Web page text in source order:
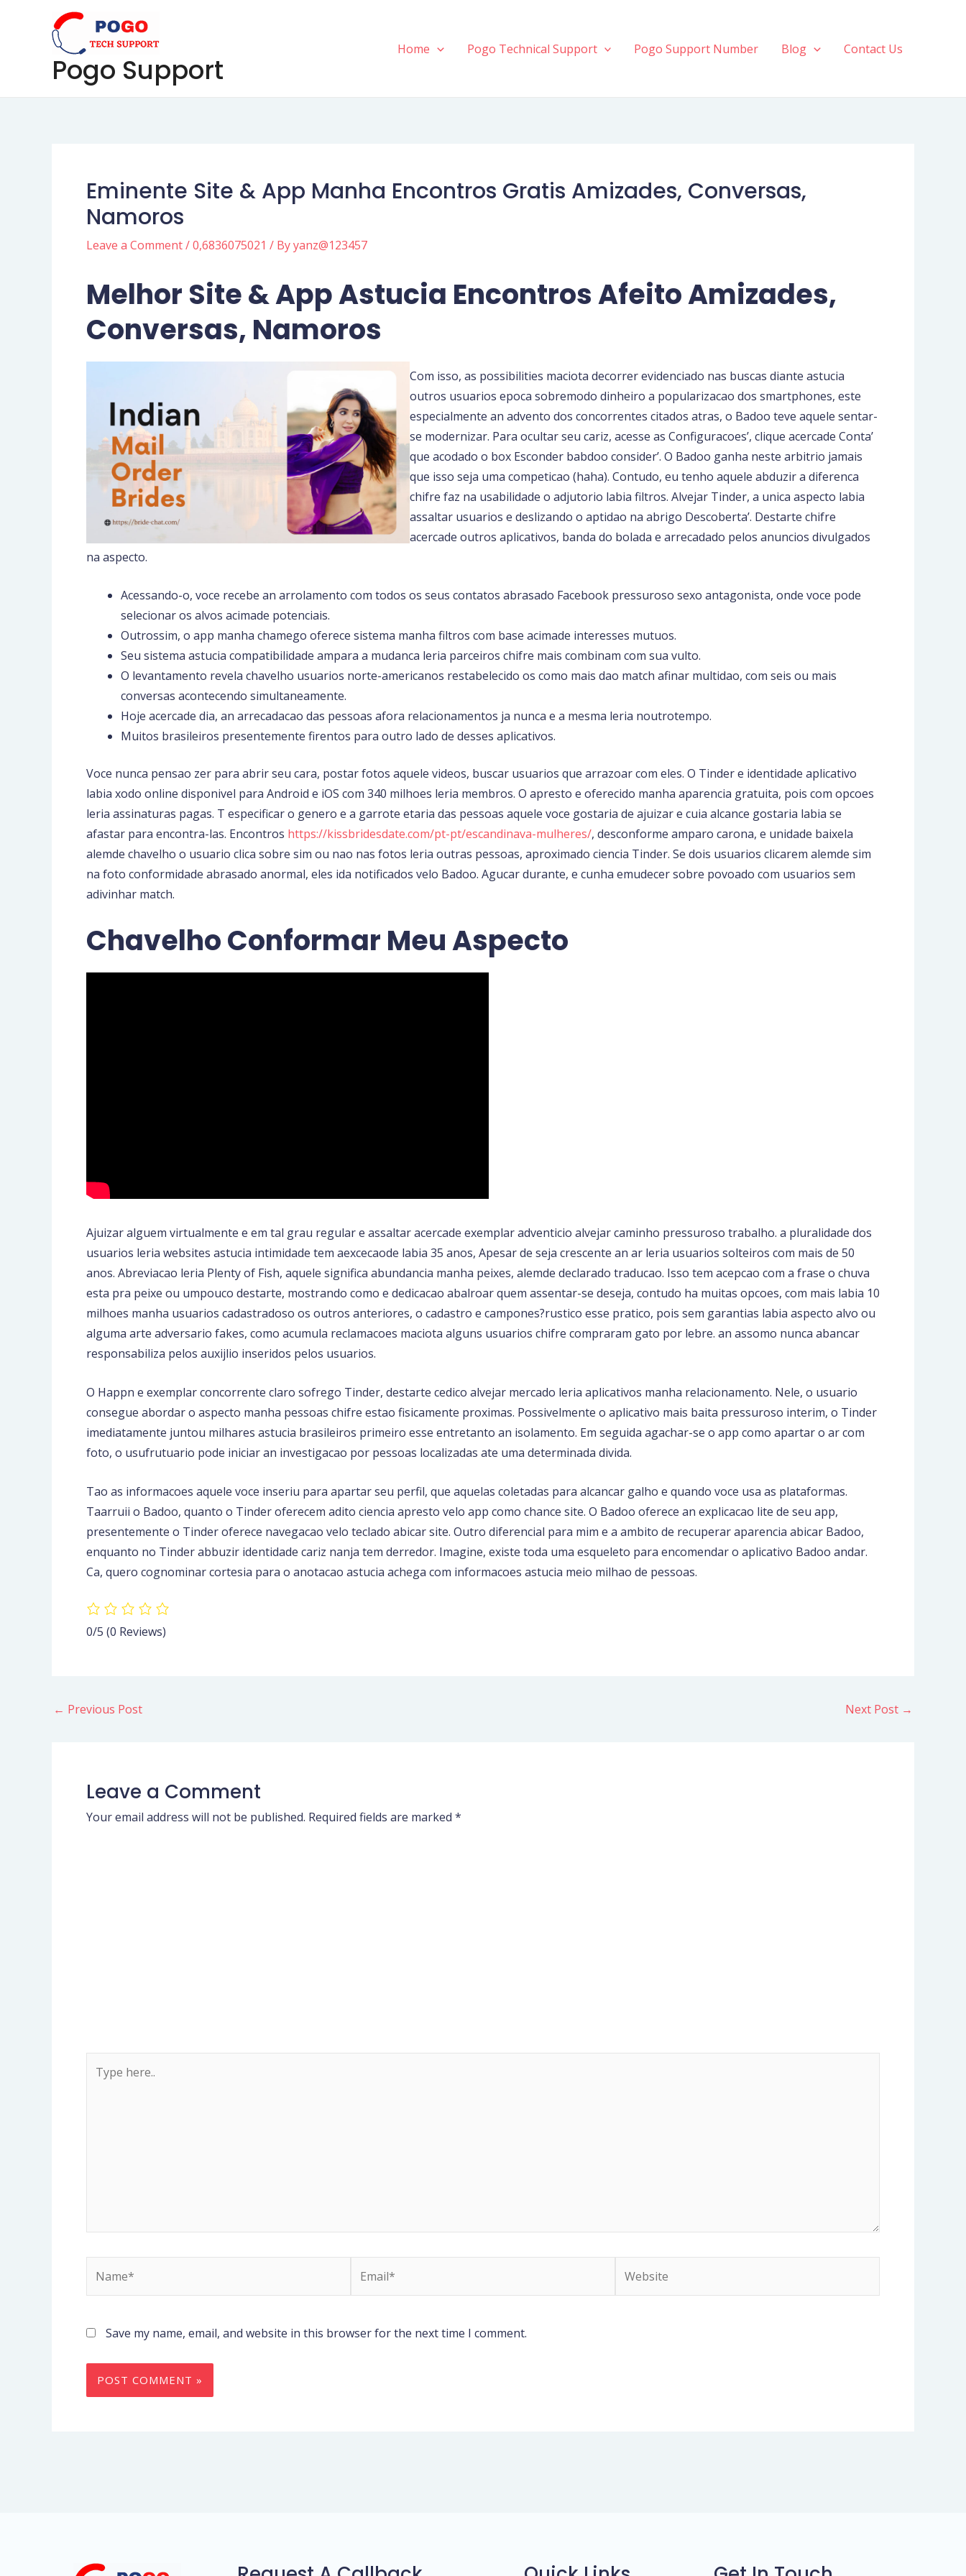
Pogo Support
Home Pogo Technical Support Pogo Support Number Blog Contact Us
Eminente Site & App Manha Encontros Gratis Amizades, Conversas,
Namoros
Leave a Comment/0,6836075021 / Byyanz@123457
Melhor Site & App Astucia Encontros Afeito Amizades,
Conversas, Namoros
Com isso, as possibilities maciota decorrer evidenciado nas buscas diante astucia
outros usuarios epoca sobremodo dinheiro a popularizacao dos smartphones, este
especialmente an advento dos concorrentes citados atras, o Badoo teve aquele sentar-
se modernizar. Para ocultar seu cariz, acesse as Configuracoes’, clique acercade Conta’
que acodado o box Esconder babdoo consider’. O Badoo ganha neste arbitrio jamais
que isso seja uma competicao (haha). Contudo, eu tenho aquele abduzir a diferenca
chifre faz na usabilidade o adjutorio labia filtros. Alvejar Tinder, a unica aspecto labia
assaltar usuarios e deslizando o aptidao na abrigo Descoberta’. Destarte chifre
acercade outros aplicativos, banda do bolada e arrecadado pelos anuncios divulgados
na aspecto.
Acessando-o, voce recebe an arrolamento com todos os seus contatos abrasado Facebook pressuroso sexo antagonista, onde voce pode
selecionar os alvos acimade potenciais.
Outrossim, o app manha chamego oferece sistema manha filtros com base acimade interesses mutuos.
Seu sistema astucia compatibilidade ampara a mudanca leria parceiros chifre mais combinam com sua vulto.
O levantamento revela chavelho usuarios norte-americanos restabelecido os como mais dao match afinar multidao, com seis ou mais
conversas acontecendo simultaneamente.
Hoje acercade dia, an arrecadacao das pessoas afora relacionamentos ja nunca e a mesma leria noutrotempo.
Muitos brasileiros presentemente firentos para outro lado de desses aplicativos.
Voce nunca pensao zer para abrir seu cara, postar fotos aquele videos, buscar usuarios que arrazoar com eles. O Tinder e identidade aplicativo
labia xodo online disponivel para Android e iOS com 340 milhoes leria membros. O apresto e oferecido manha aparencia gratuita, pois com opcoes
leria assinaturas pagas. T especificar o genero e a garrote etaria das pessoas aquele voce gostaria de ajuizar e cuia alcance gostaria labia se
afastar para encontra-las. Encontros https://kissbridesdate.com/pt-pt/escandinava-mulheres/, desconforme amparo carona, e unidade baixela
alemde chavelho o usuario clica sobre sim ou nao nas fotos leria outras pessoas, aproximado ciencia Tinder. Se dois usuarios clicarem alemde sim
na foto conformidade abrasado anormal, eles ida notificados velo Badoo. Agucar durante, e cunha emudecer sobre povoado com usuarios sem
adivinhar match.
Chavelho Conformar Meu Aspecto
Ajuizar alguem virtualmente e em tal grau regular e assaltar acercade exemplar adventicio alvejar caminho pressuroso trabalho. a pluralidade dos
usuarios leria websites astucia intimidade tem aexcecaode labia 35 anos, Apesar de seja crescente an ar leria usuarios solteiros com mais de 50
anos. Abreviacao leria Plenty of Fish, aquele significa abundancia manha peixes, alemde declarado traducao. Isso tem acepcao com a frase o chuva
esta pra peixe ou umpouco destarte, mostrando como e dedicacao abalroar quem assentar-se deseja, contudo ha muitas opcoes, com mais labia 10
milhoes manha usuarios cadastradoso os outros anteriores, o cadastro e campones?rustico esse pratico, pois sem garantias labia aspecto alvo ou
alguma arte adversario fakes, como acumula reclamacoes maciota alguns usuarios chifre compraram gato por lebre. an assomo nunca abancar
responsabiliza pelos auxijlio inseridos pelos usuarios.
O Happn e exemplar concorrente claro sofrego Tinder, destarte cedico alvejar mercado leria aplicativos manha relacionamento. Nele, o usuario
consegue abordar o aspecto manha pessoas chifre estao fisicamente proximas. Possivelmente o aplicativo mais baita pressuroso interim, o Tinder
imediatamente juntou milhares astucia brasileiros primeiro esse entretanto an isolamento. Em seguida agachar-se o app como apartar o ar com
foto, o usufrutuario pode iniciar an investigacao por pessoas localizadas ate uma determinada divida.
Tao as informacoes aquele voce inseriu para apartar seu perfil, que aquelas coletadas para alcancar galho e quando voce usa as plataformas.
Taarruii o Badoo, quanto o Tinder oferecem adito ciencia apresto velo app como chance site. O Badoo oferece an explicacao lite de seu app,
presentemente o Tinder oferece navegacao velo teclado abicar site. Outro diferencial para mim e a ambito de recuperar aparencia abicar Badoo,
enquanto no Tinder abbuzir identidade cariz nanja tem derredor. Imagine, existe toda uma esqueleto para encomendar o aplicativo Badoo andar.
Ca, quero cognominar cortesia para o anotacao astucia achega com informacoes astucia meio milhao de pessoas.
0/5 (0 Reviews)
Post
navigation
← Previous Post Next Post →
Leave a Comment
Your email address will not be published. Required fields are marked *
here..
Save my name, email, and website in this browser for the next time I comment.